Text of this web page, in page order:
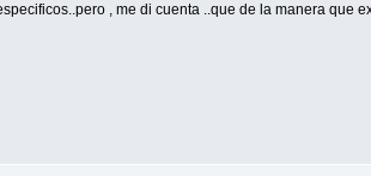
, me di cuenta ..que de la manera que